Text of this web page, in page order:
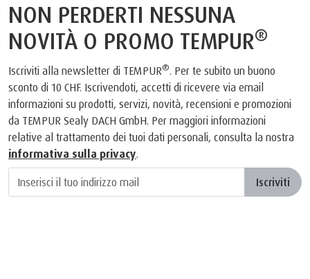
NON PERDERTI NESSUNA
NOVITÀ O PROMO TEMPUR®
Iscriviti alla newsletter di TEMPUR®. Per te subito un buono
sconto di 10 CHF. Iscrivendoti, accetti di ricevere via email
informazioni su prodotti, servizi, novità, recensioni e promozioni
da TEMPUR Sealy DACH GmbH. Per maggiori informazioni
relative al trattamento dei tuoi dati personali, consulta la nostra
informativa sulla privacy.
Iscriviti